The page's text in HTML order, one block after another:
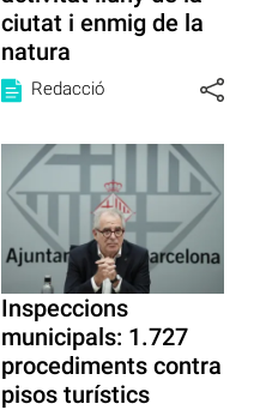
ciutat i enmig de la
natura
Redacció
Inspeccions
municipals: 1.727
procediments contra
pisos turístics